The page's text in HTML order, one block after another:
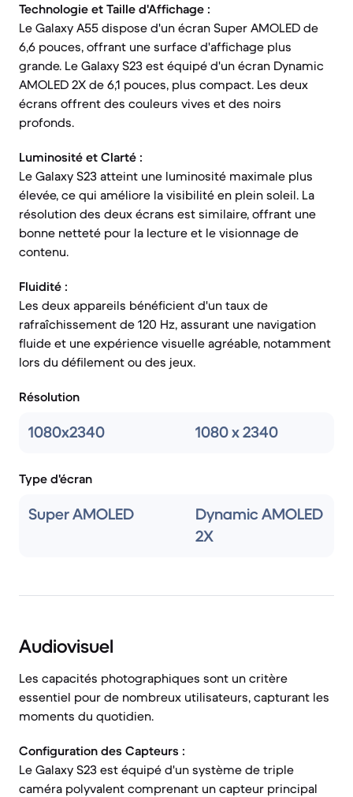
Technologie et Taille d'Affichage :
Le Galaxy A55 dispose d'un écran Super AMOLED de
6,6 pouces, offrant une surface d'affichage plus
grande. Le Galaxy S23 est équipé d'un écran Dynamic
AMOLED 2X de 6,1 pouces, plus compact. Les deux
écrans offrent des couleurs vives et des noirs
profonds.
Luminosité et Clarté :
Le Galaxy S23 atteint une luminosité maximale plus
élevée, ce qui améliore la visibilité en plein soleil. La
résolution des deux écrans est similaire, offrant une
bonne netteté pour la lecture et le visionnage de
contenu.
Fluidité :
Les deux appareils bénéficient d'un taux de
rafraîchissement de 120 Hz, assurant une navigation
fluide et une expérience visuelle agréable, notamment
lors du défilement ou des jeux.
Résolution
1080x2340 1080 x 2340
Type d'écran
Super AMOLED
Dynamic AMOLED
2X
Audiovisuel
Les capacités photographiques sont un critère
essentiel pour de nombreux utilisateurs, capturant les
moments du quotidien.
Configuration des Capteurs :
Le Galaxy S23 est équipé d'un système de triple
caméra polyvalent comprenant un capteur principal